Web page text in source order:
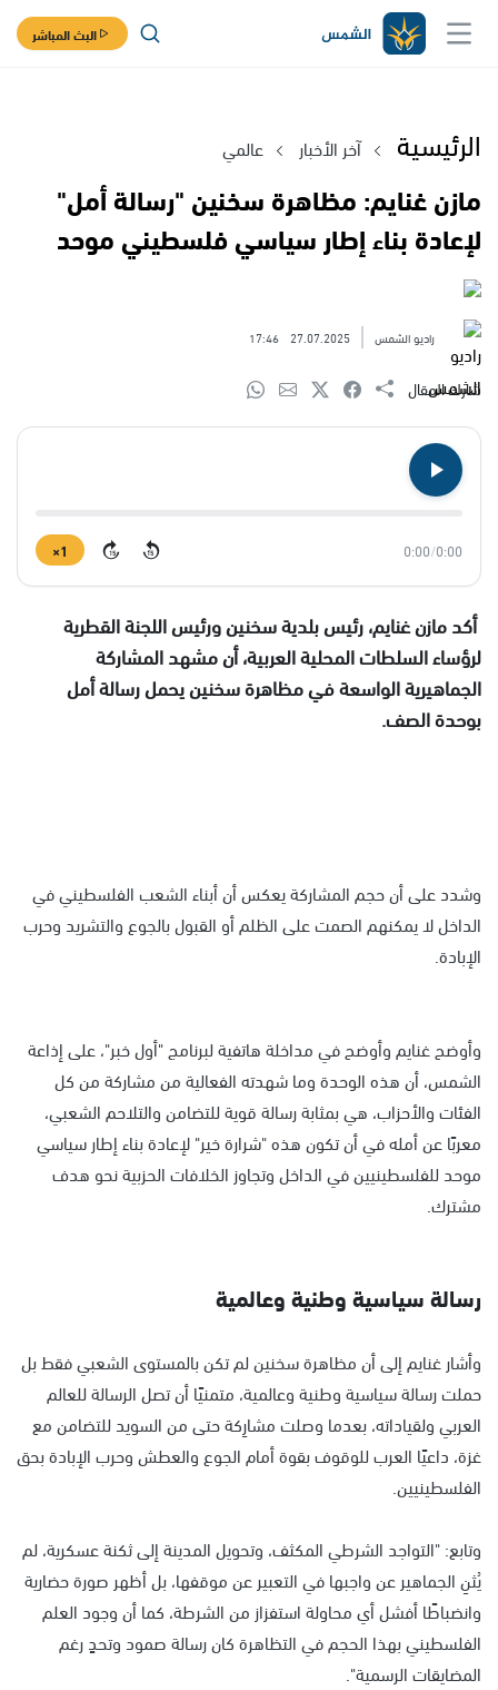
البث المباشر
الرئيسية آخر الأخبار عالمي
مازن غنايم: مظاهرة سخنين "رسالة أمل"
لإعادة بناء إطار سياسي فلسطيني موحد
راديو الشمس 27.07.2025
17:46
شارك المقال
0:00
/
0:00
15
15
1×
أكد مازن غنايم، رئيس بلدية سخنين ورئيس اللجنة القطرية
لرؤساء السلطات المحلية العربية، أن مشهد المشاركة
الجماهيرية الواسعة في مظاهرة سخنين يحمل رسالة أمل
بوحدة الصف.
وشدد على أن حجم المشاركة يعكس أن أبناء الشعب الفلسطيني في
الداخل لا يمكنهم الصمت على الظلم أو القبول بالجوع والتشريد وحرب
الإبادة.
وأوضح غنايم وأوضح في مداخلة هاتفية لبرنامج "أول خبر"، على إذاعة
الشمس، أن هذه الوحدة وما شهدته الفعالية من مشاركة من كل
الفئات والأحزاب، هي بمثابة رسالة قوية للتضامن والتلاحم الشعبي،
معربًا عن أمله في أن تكون هذه "شرارة خير" لإعادة بناء إطار سياسي
موحد للفلسطينيين في الداخل وتجاوز الخلافات الحزبية نحو هدف
مشترك.
رسالة سياسية وطنية وعالمية
وأشار غنايم إلى أن مظاهرة سخنين لم تكن بالمستوى الشعبي فقط بل
حملت رسالة سياسية وطنية وعالمية، متمنيًا أن تصل الرسالة للعالم
العربي ولقياداته، بعدما وصلت مشارِكة حتى من السويد للتضامن مع
غزة، داعيًا العرب للوقوف بقوة أمام الجوع والعطش وحرب الإبادة بحق
الفلسطينيين.
وتابع: "التواجد الشرطي المكثف، وتحويل المدينة إلى ثكنة عسكرية، لم
يُثنِ الجماهير عن واجبها في التعبير عن موقفها، بل أظهر صورة حضارية
وانضباطًا أفشل أي محاولة استفزاز من الشرطة، كما أن وجود العلم
الفلسطيني بهذا الحجم في التظاهرة كان رسالة صمود وتحدٍ رغم
المضايقات الرسمية".